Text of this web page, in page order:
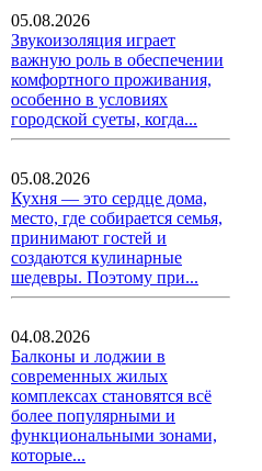
05.08.2026
Звукоизоляция играет
важную роль в обеспечении
комфортного проживания,
особенно в условиях
городской суеты, когда...
05.08.2026
Кухня — это сердце дома,
место, где собирается семья,
принимают гостей и
создаются кулинарные
шедевры. Поэтому при...
04.08.2026
Балконы и лоджии в
современных жилых
комплексах становятся всё
более популярными и
функциональными зонами,
которые...